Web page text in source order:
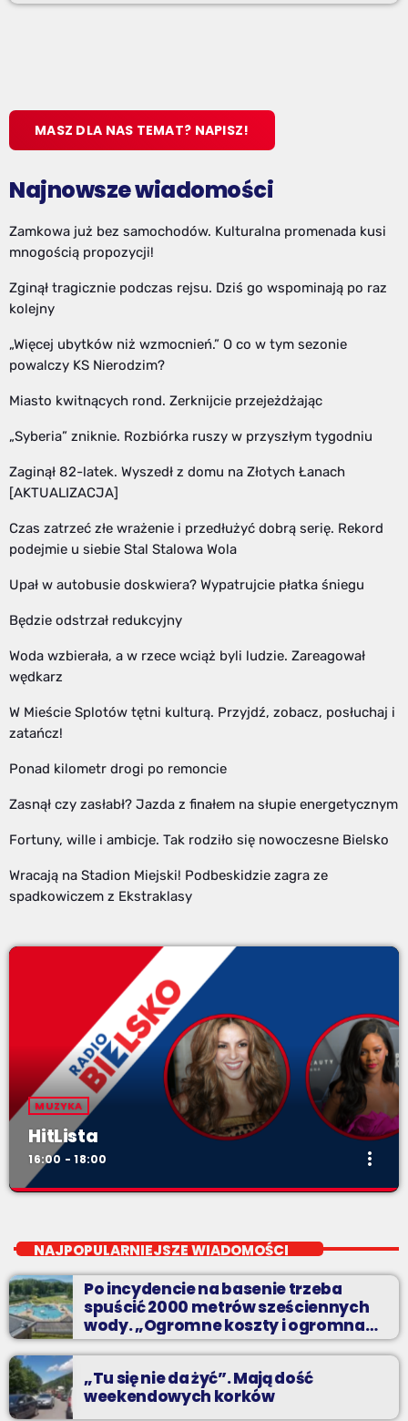
MASZ DLA NAS TEMAT? NAPISZ!
Najnowsze wiadomości
Zamkowa już bez samochodów. Kulturalna promenada kusi
mnogością propozycji!
Zginął tragicznie podczas rejsu. Dziś go wspominają po raz
kolejny
„Więcej ubytków niż wzmocnień.” O co w tym sezonie
powalczy KS Nierodzim?
Miasto kwitnących rond. Zerknijcie przejeżdżając
„Syberia” zniknie. Rozbiórka ruszy w przyszłym tygodniu
Zaginął 82-latek. Wyszedł z domu na Złotych Łanach
[AKTUALIZACJA]
Czas zatrzeć złe wrażenie i przedłużyć dobrą serię. Rekord
podejmie u siebie Stal Stalowa Wola
Upał w autobusie doskwiera? Wypatrujcie płatka śniegu
Będzie odstrzał redukcyjny
Woda wzbierała, a w rzece wciąż byli ludzie. Zareagował
wędkarz
W Mieście Splotów tętni kulturą. Przyjdź, zobacz, posłuchaj i
zatańcz!
Ponad kilometr drogi po remoncie
Zasnął czy zasłabł? Jazda z finałem na słupie energetycznym
Fortuny, wille i ambicje. Tak rodziło się nowoczesne Bielsko
Wracają na Stadion Miejski! Podbeskidzie zagra ze
spadkowiczem z Ekstraklasy
MUZYKA
HitLista
16:00 - 18:00 more_vert
Dwadzieścia najpopularniejszych nagrań na Podbeskidziu. A
które są najpopularniejsze? Możesz zdecydować sam!
NAJPOPULARNIEJSZE WIADOMOŚCI
Po incydencie na basenie trzeba
spuścić 2000 metrów sześciennych
wody. „Ogromne koszty i ogromna
praca”
„Tu się nie da żyć”. Mają dość
weekendowych korków